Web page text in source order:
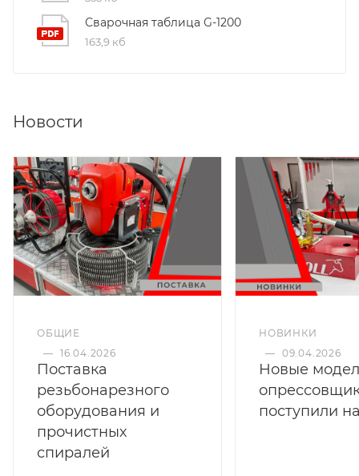
гарантийный талон - 1 шт.
Сварочная таблица G-1200
163,9 кб
Новости
ОБЩИЕ
— 16.04.2026
Поставка
резьбонарезного
оборудования и
прочистных
спиралей
НОВИНКИ
— 09.04.2026
Новые
поступили